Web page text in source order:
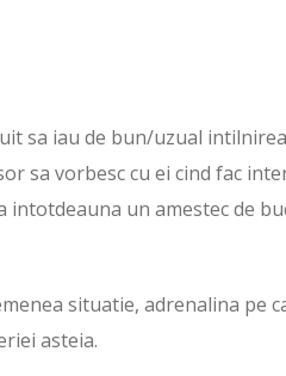
sa iau de bun/uzual
sa vorbesc cu ei cind fac
un amestec de
situatie, adrenalina pe
asteia.